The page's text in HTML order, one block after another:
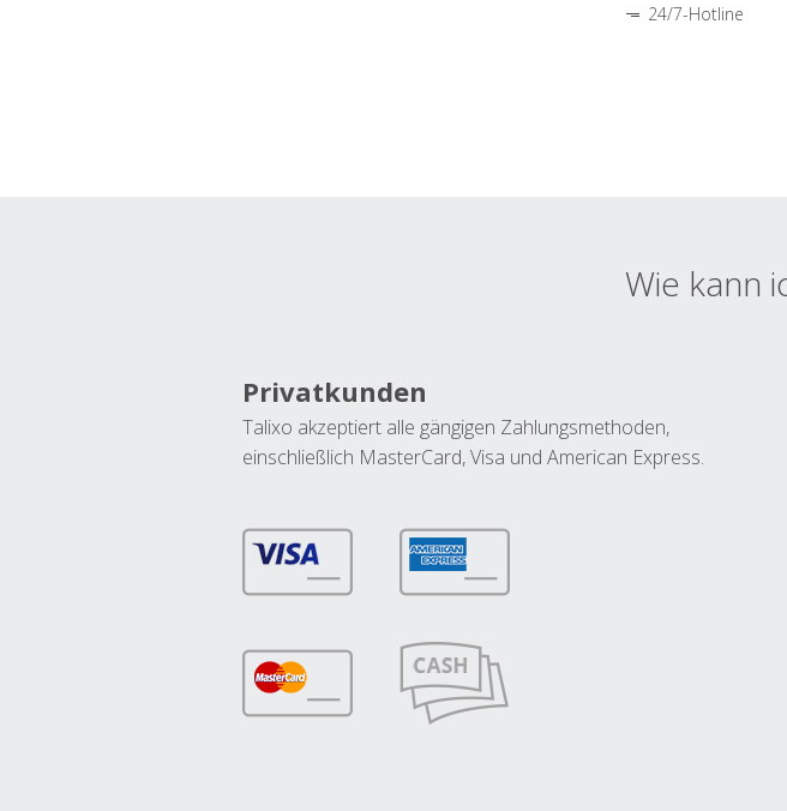
24/7-Hotline
Wie kann
Privatkunden
Talixo akzeptiert alle gängigen Zahlungsmethoden,
einschließlich MasterCard, Visa und American Express.